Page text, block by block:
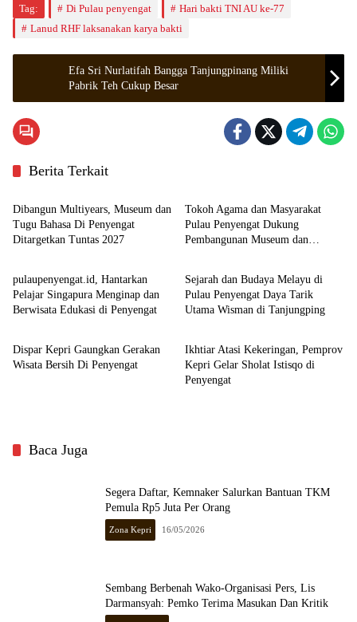
Tag: Di Pulau penyengat
Hari bakti TNI AU ke-77
Lanud RHF laksanakan karya bakti
Efa Sri Nurlatifah Bangga Tanjungpinang Miliki
Pabrik Teh Cukup Besar
Berita Terkait
Kepulauan Riau
Dibangun Multiyears, Museum dan
Tugu Bahasa Di Penyengat
Ditargetkan Tuntas 2027
Tokoh Agama dan Masyarakat
Pulau Penyengat Dukung
Pembangunan Museum dan
Tanjungpinang
pulaupenyengat.id, Hantarkan
Pelajar Singapura Menginap dan
Berwisata Edukasi di Penyengat
Tanjungpinang
Sejarah dan Budaya Melayu di
Pulau Penyengat Daya Tarik
Utama Wisman di Tanjungping
Kepulauan Riau
Dispar Kepri Gaungkan Gerakan
Wisata Bersih Di Penyengat
Kepulauan Riau
Ikhtiar Atasi Kekeringan, Pemprov
Kepri Gelar Sholat Istisqo di
Penyengat
Baca Juga
Segera Daftar, Kemnaker Salurkan Bantuan TKM
Pemula Rp5 Juta Per Orang
Zona Kepri 16/05/2026
Sembang Berbenah Wako-Organisasi Pers, Lis
Darmansyah: Pemko Terima Masukan Dan Kritik